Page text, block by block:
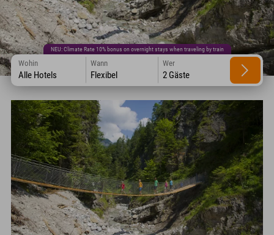
NEU: Climate Rate 10% bonus on overnight stays when traveling by train
Wohin
Alle Hotels
Wann
Flexibel
Wer
2 Gäste